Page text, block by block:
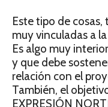
Este tipo de
muy vinculadas a
Es algo muy
y que debe
relación con el
También, el
EXPRESIÓN